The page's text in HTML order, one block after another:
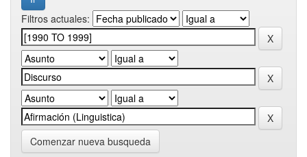
Filtros actuales:
Comenzar nueva busqueda